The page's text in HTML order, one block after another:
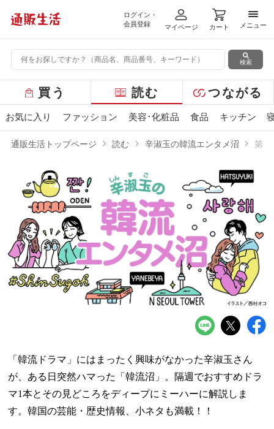
ログイン・
会員登録
マイページ カート
メニ
メニュー
検索
ー
バ
買う 読む つながる
お気に入り ファッション 美容･化粧品 食品 キッチン
通販生活トップページ 読む 辛淑玉の韓流エンタメ沼 第2
「韓流ドラマ」にはまったく興味がなかった辛淑玉さん
が、ある日突然ハマった「韓流沼」。隔週でおすすめドラ
マ1本とその見どころをディープにミーハーに解説しま
す。韓国の芸能・歴史情報、小ネタも満載！！